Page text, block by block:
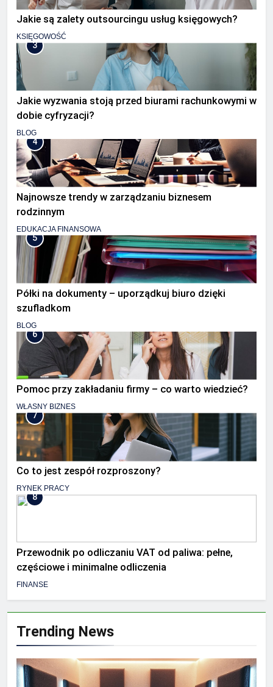
Jakie są zalety outsourcingu usług księgowych?
KSIĘGOWOŚĆ
3
Jakie wyzwania stoją przed biurami rachunkowymi w
dobie cyfryzacji?
BLOG
4
Najnowsze trendy w zarządzaniu biznesem
rodzinnym
EDUKACJA FINANSOWA
5
Półki na dokumenty – uporządkuj biuro dzięki
szufladkom
BLOG
6
Pomoc przy zakładaniu firmy – co warto wiedzieć?
WŁASNY BIZNES
7
Co to jest zespół rozproszony?
RYNEK PRACY
8
Przewodnik po odliczaniu VAT od paliwa: pełne,
częściowe i minimalne odliczenia
FINANSE
Trending News